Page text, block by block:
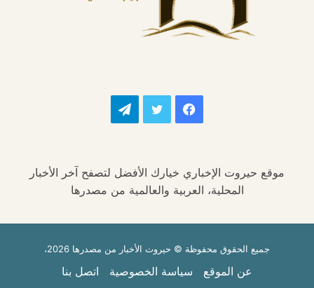
فيسبوك تويتر تيلقرام
موقع حيروت الإخباري خيارك الأفضل لتصفح آخر الأخبار
المحلية، العربية والعالمية من مصدرها
جميع الحقوق محفوظة © حيروت الأخبار من مصدرها 2026،
عن الموقع سياسة الخصوصية اتصل بنا